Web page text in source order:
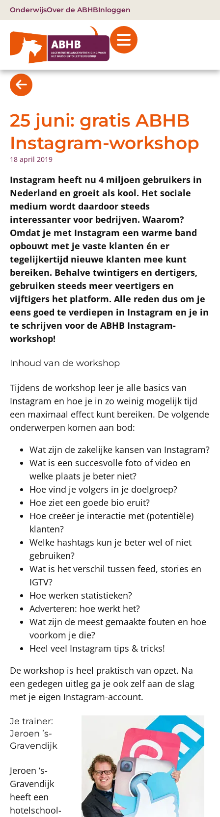
OnderwijsOver de ABHBInloggen
25 juni: gratis ABHB
Instagram-workshop
18 april 2019
Instagram heeft nu 4 miljoen gebruikers in
Nederland en groeit als kool. Het sociale
medium wordt daardoor steeds
interessanter voor bedrijven. Waarom?
Omdat je met Instagram een warme band
opbouwt met je vaste klanten én er
tegelijkertijd nieuwe klanten mee kunt
bereiken. Behalve twintigers en dertigers,
gebruiken steeds meer veertigers en
vijftigers het platform. Alle reden dus om je
eens goed te verdiepen in Instagram en je in
te schrijven voor de ABHB Instagram-
workshop!
Inhoud van de workshop
Tijdens de workshop leer je alle basics van
Instagram en hoe je in zo weinig mogelijk tijd
een maximaal effect kunt bereiken. De volgende
onderwerpen komen aan bod:
Wat zijn de zakelijke kansen van Instagram?
Wat is een succesvolle foto of video en
welke plaats je beter niet?
Hoe vind je volgers in je doelgroep?
Hoe ziet een goede bio eruit?
Hoe creëer je interactie met (potentiële)
klanten?
Welke hashtags kun je beter wel of niet
gebruiken?
Wat is het verschil tussen feed, stories en
IGTV?
Hoe werken statistieken?
Adverteren: hoe werkt het?
Wat zijn de meest gemaakte fouten en hoe
voorkom je die?
Heel veeI Instagram tips & tricks!
De workshop is heel praktisch van opzet. Na
een gedegen uitleg ga je ook zelf aan de slag
met je eigen Instagram-account.
Je trainer:
Jeroen ’s-
Gravendijk
Jeroen ‘s-
Gravendijk
heeft een
hotelschool-